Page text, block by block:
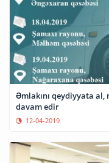
Əmlakını qeydiyyata
davam edir
12-04-2019